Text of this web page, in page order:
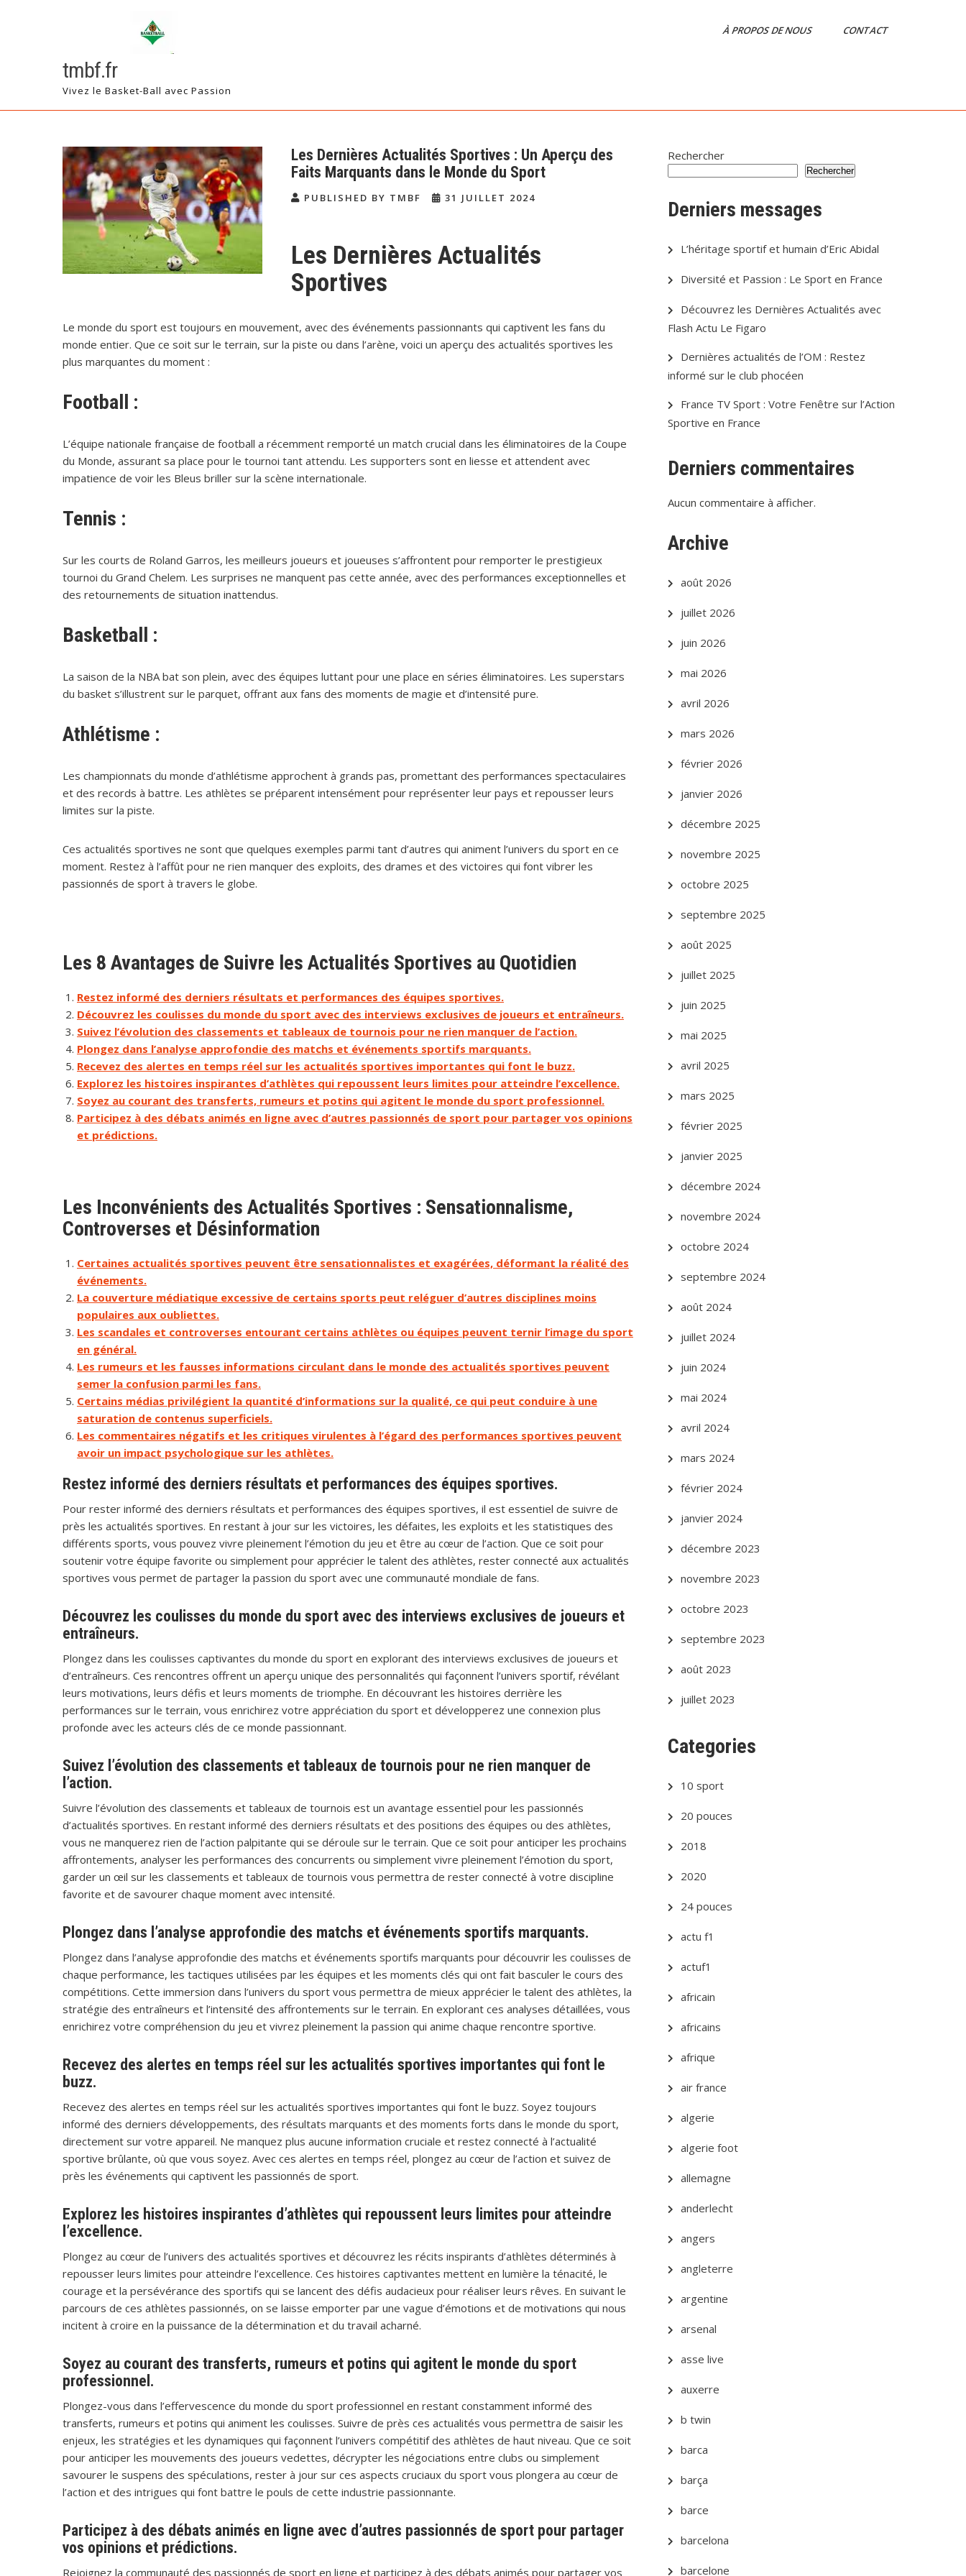
tmbf.fr
Vivez le Basket-Ball avec Passion
À PROPOS DE NOUS CONTACT
Les Dernières Actualités Sportives : Un Aperçu des
Faits Marquants dans le Monde du Sport
PUBLISHED BY TMBF 31 JUILLET 2024
Les Dernières Actualités
Sportives
Le monde du sport est toujours en mouvement, avec des événements passionnants qui captivent les fans du
monde entier. Que ce soit sur le terrain, sur la piste ou dans l’arène, voici un aperçu des actualités sportives les
plus marquantes du moment :
Football :
L’équipe nationale française de football a récemment remporté un match crucial dans les éliminatoires de la Coupe
du Monde, assurant sa place pour le tournoi tant attendu. Les supporters sont en liesse et attendent avec
impatience de voir les Bleus briller sur la scène internationale.
Tennis :
Sur les courts de Roland Garros, les meilleurs joueurs et joueuses s’affrontent pour remporter le prestigieux
tournoi du Grand Chelem. Les surprises ne manquent pas cette année, avec des performances exceptionnelles et
des retournements de situation inattendus.
Basketball :
La saison de la NBA bat son plein, avec des équipes luttant pour une place en séries éliminatoires. Les superstars
du basket s’illustrent sur le parquet, offrant aux fans des moments de magie et d’intensité pure.
Athlétisme :
Les championnats du monde d’athlétisme approchent à grands pas, promettant des performances spectaculaires
et des records à battre. Les athlètes se préparent intensément pour représenter leur pays et repousser leurs
limites sur la piste.
Ces actualités sportives ne sont que quelques exemples parmi tant d’autres qui animent l’univers du sport en ce
moment. Restez à l’affût pour ne rien manquer des exploits, des drames et des victoires qui font vibrer les
passionnés de sport à travers le globe.
Les 8 Avantages de Suivre les Actualités Sportives au Quotidien
Restez informé des derniers résultats et performances des équipes sportives.
Découvrez les coulisses du monde du sport avec des interviews exclusives de joueurs et entraîneurs.
Suivez l’évolution des classements et tableaux de tournois pour ne rien manquer de l’action.
Plongez dans l’analyse approfondie des matchs et événements sportifs marquants.
Recevez des alertes en temps réel sur les actualités sportives importantes qui font le buzz.
Explorez les histoires inspirantes d’athlètes qui repoussent leurs limites pour atteindre l’excellence.
Soyez au courant des transferts, rumeurs et potins qui agitent le monde du sport professionnel.
Participez à des débats animés en ligne avec d’autres passionnés de sport pour partager vos opinions
et prédictions.
Les Inconvénients des Actualités Sportives : Sensationnalisme,
Controverses et Désinformation
Certaines actualités sportives peuvent être sensationnalistes et exagérées, déformant la réalité des
événements.
La couverture médiatique excessive de certains sports peut reléguer d’autres disciplines moins
populaires aux oubliettes.
Les scandales et controverses entourant certains athlètes ou équipes peuvent ternir l’image du sport
en général.
Les rumeurs et les fausses informations circulant dans le monde des actualités sportives peuvent
semer la confusion parmi les fans.
Certains médias privilégient la quantité d’informations sur la qualité, ce qui peut conduire à une
saturation de contenus superficiels.
Les commentaires négatifs et les critiques virulentes à l’égard des performances sportives peuvent
avoir un impact psychologique sur les athlètes.
Restez informé des derniers résultats et performances des équipes sportives.
Pour rester informé des derniers résultats et performances des équipes sportives, il est essentiel de suivre de
près les actualités sportives. En restant à jour sur les victoires, les défaites, les exploits et les statistiques des
différents sports, vous pouvez vivre pleinement l’émotion du jeu et être au cœur de l’action. Que ce soit pour
soutenir votre équipe favorite ou simplement pour apprécier le talent des athlètes, rester connecté aux actualités
sportives vous permet de partager la passion du sport avec une communauté mondiale de fans.
Découvrez les coulisses du monde du sport avec des interviews exclusives de joueurs et
entraîneurs.
Plongez dans les coulisses captivantes du monde du sport en explorant des interviews exclusives de joueurs et
d’entraîneurs. Ces rencontres offrent un aperçu unique des personnalités qui façonnent l’univers sportif, révélant
leurs motivations, leurs défis et leurs moments de triomphe. En découvrant les histoires derrière les
performances sur le terrain, vous enrichirez votre appréciation du sport et développerez une connexion plus
profonde avec les acteurs clés de ce monde passionnant.
Suivez l’évolution des classements et tableaux de tournois pour ne rien manquer de
l’action.
Suivre l’évolution des classements et tableaux de tournois est un avantage essentiel pour les passionnés
d’actualités sportives. En restant informé des derniers résultats et des positions des équipes ou des athlètes,
vous ne manquerez rien de l’action palpitante qui se déroule sur le terrain. Que ce soit pour anticiper les prochains
affrontements, analyser les performances des concurrents ou simplement vivre pleinement l’émotion du sport,
garder un œil sur les classements et tableaux de tournois vous permettra de rester connecté à votre discipline
favorite et de savourer chaque moment avec intensité.
Plongez dans l’analyse approfondie des matchs et événements sportifs marquants.
Plongez dans l’analyse approfondie des matchs et événements sportifs marquants pour découvrir les coulisses de
chaque performance, les tactiques utilisées par les équipes et les moments clés qui ont fait basculer le cours des
compétitions. Cette immersion dans l’univers du sport vous permettra de mieux apprécier le talent des athlètes, la
stratégie des entraîneurs et l’intensité des affrontements sur le terrain. En explorant ces analyses détaillées, vous
enrichirez votre compréhension du jeu et vivrez pleinement la passion qui anime chaque rencontre sportive.
Recevez des alertes en temps réel sur les actualités sportives importantes qui font le
buzz.
Recevez des alertes en temps réel sur les actualités sportives importantes qui font le buzz. Soyez toujours
informé des derniers développements, des résultats marquants et des moments forts dans le monde du sport,
directement sur votre appareil. Ne manquez plus aucune information cruciale et restez connecté à l’actualité
sportive brûlante, où que vous soyez. Avec ces alertes en temps réel, plongez au cœur de l’action et suivez de
près les événements qui captivent les passionnés de sport.
Explorez les histoires inspirantes d’athlètes qui repoussent leurs limites pour atteindre
l’excellence.
Plongez au cœur de l’univers des actualités sportives et découvrez les récits inspirants d’athlètes déterminés à
repousser leurs limites pour atteindre l’excellence. Ces histoires captivantes mettent en lumière la ténacité, le
courage et la persévérance des sportifs qui se lancent des défis audacieux pour réaliser leurs rêves. En suivant le
parcours de ces athlètes passionnés, on se laisse emporter par une vague d’émotions et de motivations qui nous
incitent à croire en la puissance de la détermination et du travail acharné.
Soyez au courant des transferts, rumeurs et potins qui agitent le monde du sport
professionnel.
Plongez-vous dans l’effervescence du monde du sport professionnel en restant constamment informé des
transferts, rumeurs et potins qui animent les coulisses. Suivre de près ces actualités vous permettra de saisir les
enjeux, les stratégies et les dynamiques qui façonnent l’univers compétitif des athlètes de haut niveau. Que ce soit
pour anticiper les mouvements des joueurs vedettes, décrypter les négociations entre clubs ou simplement
savourer le suspens des spéculations, rester à jour sur ces aspects cruciaux du sport vous plongera au cœur de
l’action et des intrigues qui font battre le pouls de cette industrie passionnante.
Participez à des débats animés en ligne avec d’autres passionnés de sport pour partager
vos opinions et prédictions.
Rejoignez la communauté des passionnés de sport en ligne et participez à des débats animés pour partager vos
Rechercher
Rechercher
Derniers messages
L’héritage sportif et humain d’Eric Abidal
Diversité et Passion : Le Sport en France
Découvrez les Dernières Actualités avec
Flash Actu Le Figaro
Dernières actualités de l’OM : Restez
informé sur le club phocéen
France TV Sport : Votre Fenêtre sur l’Action
Sportive en France
Derniers commentaires
Aucun commentaire à afficher.
Archive
août 2026
juillet 2026
juin 2026
mai 2026
avril 2026
mars 2026
février 2026
janvier 2026
décembre 2025
novembre 2025
octobre 2025
septembre 2025
août 2025
juillet 2025
juin 2025
mai 2025
avril 2025
mars 2025
février 2025
janvier 2025
décembre 2024
novembre 2024
octobre 2024
septembre 2024
août 2024
juillet 2024
juin 2024
mai 2024
avril 2024
mars 2024
février 2024
janvier 2024
décembre 2023
novembre 2023
octobre 2023
septembre 2023
août 2023
juillet 2023
Categories
10 sport
20 pouces
2018
2020
24 pouces
actu f1
actuf1
africain
africains
afrique
air france
algerie
algerie foot
allemagne
anderlecht
angers
angleterre
argentine
arsenal
asse live
auxerre
b twin
barca
barça
barce
barcelona
barcelone